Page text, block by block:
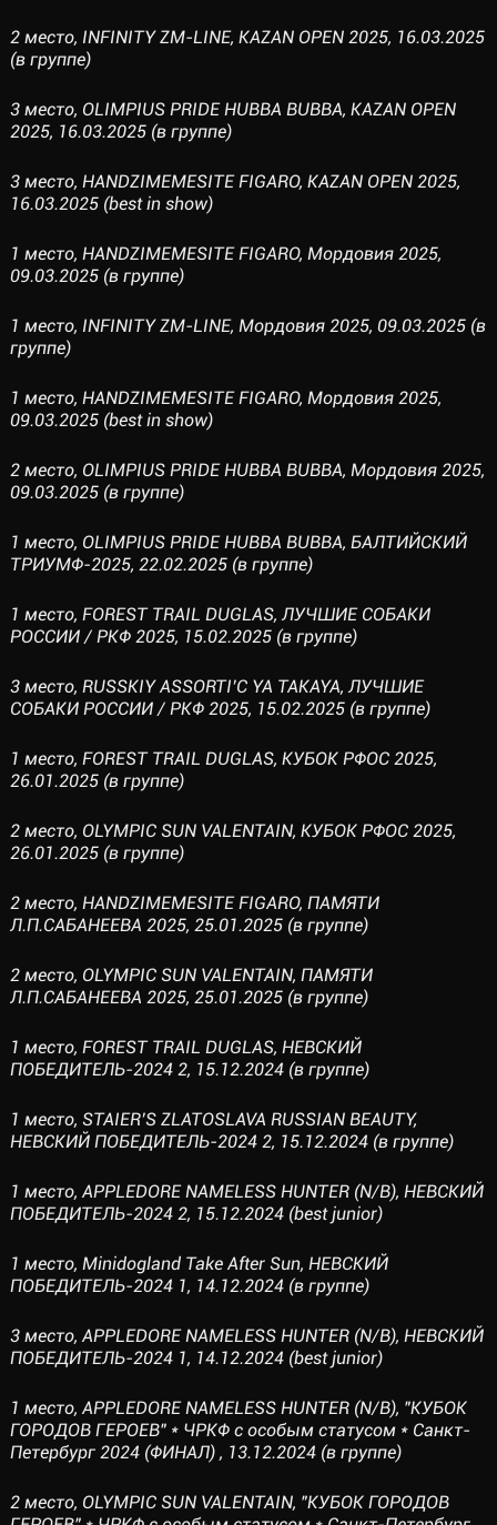
2 место, INFINITY ZM-LINE, KAZAN OPEN 2025, 16.03.2025
(в группе)
3 место, OLIMPIUS PRIDE HUBBA BUBBA, KAZAN OPEN
2025, 16.03.2025 (в группе)
3 место, HANDZIMEMESITE FIGARO, KAZAN OPEN 2025,
16.03.2025 (best in show)
1 место, HANDZIMEMESITE FIGARO, Мордовия 2025,
09.03.2025 (в группе)
1 место, INFINITY ZM-LINE, Мордовия 2025, 09.03.2025 (в
группе)
1 место, HANDZIMEMESITE FIGARO, Мордовия 2025,
09.03.2025 (best in show)
2 место, OLIMPIUS PRIDE HUBBA BUBBA, Мордовия 2025,
09.03.2025 (в группе)
1 место, OLIMPIUS PRIDE HUBBA BUBBA, БАЛТИЙСКИЙ
ТРИУМФ-2025, 22.02.2025 (в группе)
1 место, FOREST TRAIL DUGLAS, ЛУЧШИЕ СОБАКИ
РОССИИ / РКФ 2025, 15.02.2025 (в группе)
3 место, RUSSKIY ASSORTI’C YA TAKAYA, ЛУЧШИЕ
СОБАКИ РОССИИ / РКФ 2025, 15.02.2025 (в группе)
1 место, FOREST TRAIL DUGLAS, КУБОК РФОС 2025,
26.01.2025 (в группе)
2 место, OLYMPIC SUN VALENTAIN, КУБОК РФОС 2025,
26.01.2025 (в группе)
2 место, HANDZIMEMESITE FIGARO, ПАМЯТИ
Л.П.САБАНЕЕВА 2025, 25.01.2025 (в группе)
2 место, OLYMPIC SUN VALENTAIN, ПАМЯТИ
Л.П.САБАНЕЕВА 2025, 25.01.2025 (в группе)
1 место, FOREST TRAIL DUGLAS, НЕВСКИЙ
ПОБЕДИТЕЛЬ-2024 2, 15.12.2024 (в группе)
1 место, STAIER’S ZLATOSLAVA RUSSIAN BEAUTY,
НЕВСКИЙ ПОБЕДИТЕЛЬ-2024 2, 15.12.2024 (в группе)
1 место, АРРLEDORE NAMELESS HUNTER (N/B), НЕВСКИЙ
ПОБЕДИТЕЛЬ-2024 2, 15.12.2024 (best junior)
1 место, Minidogland Take After Sun, НЕВСКИЙ
ПОБЕДИТЕЛЬ-2024 1, 14.12.2024 (в группе)
3 место, АРРLEDORE NAMELESS HUNTER (N/B), НЕВСКИЙ
ПОБЕДИТЕЛЬ-2024 1, 14.12.2024 (best junior)
1 место, АРРLEDORE NAMELESS HUNTER (N/B), "КУБОК
ГОРОДОВ ГЕРОЕВ" * ЧРКФ с особым статусом * Санкт-
Петербург 2024 (ФИНАЛ) , 13.12.2024 (в группе)
2 место, OLYMPIC SUN VALENTAIN, "КУБОК ГОРОДОВ